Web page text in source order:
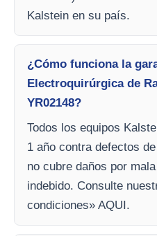
Kalstein en su país.
¿Cómo funciona la
Electroquirúrgica de
YR02148?
Todos los equipos
1 año contra defectos
no cubre daños por
indebido. Consulte
condiciones» AQUI.